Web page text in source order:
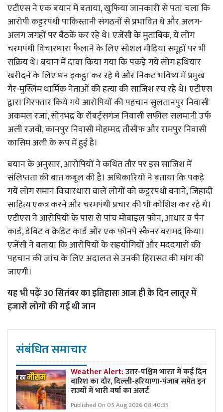
एटीएस ने एक बयान में बताया, खुफिया जानकारी से पता चला कि
आरोपी कट्टरपंथी पाकिस्तानी संगठनों से प्रभावित थे और अलग-
अलग जगहों पर बैठकें कर रहे थे। एजेंसी के मुताबिक, ये लोग
चरमपंथी विचारधारा फैलाने के लिए सोशल मीडिया समूहों पर भी
सक्रिय थे। बयान में दावा किया गया कि पकड़े गये लोग हथियार
खरीदने के लिए धन इकट्ठा कर रहे थे और निकट भविष्य में प्रमुख
गैर-मुस्लिम धार्मिक नेताओं की हत्या की साजिश रच रहे थे। एटीएस
द्वारा गिरफ्तार किये गये आरोपियों की पहचान सुलतानपुर निवासी
अकमल रजा, सोनभद्र के रॉबर्ट्सगंज निवासी सफील सलमानी उर्फ
अली रजवी, कानपुर निवासी मोहम्मद तौसीफ और रामपुर निवासी
कासिम अली के रूप में हुई है।
बयान के अनुसार, आरोपियों ने कथित तौर पर इस साजिश में
संलिप्तता की बात कबूल की है। अधिकारियों ने बताया कि पकड़े
गये लोग समान विचारधारा वाले लोगों को कट्टरपंथी बनाने, जिहादी
साहित्य एकत्र करने और चरमपंथी प्रचार की भी कोशिश कर रहे थे।
एटीएस ने आरोपियों के पास से पांच मोबाइल फोन, आधार व पैन
कार्ड, डेबिट व क्रेडिट कार्ड और एक फोनपे स्कैनर बरामद किया।
एजेंसी ने बताया कि आरोपियों के सहयोगियों और मददगारों की
पहचान की जांच के लिए अदालत से उनकी हिरासत की मांग की
जाएगी।
यह भी पढ़ेंः30 सितंबर का इतिहासः आज ही के दिन लातूर में
हजारों लोगों की गई थी जान
संबंधित समाचार
Weather Alert:उत्तर-पश्चिम भारत में कई दिन
बारिश का दौर, दिल्ली-हरियाणा-पंजाब समेत इन
राज्यों में भारी वर्षा का अलर्ट
Published On 05 Aug 2026 08:40:33